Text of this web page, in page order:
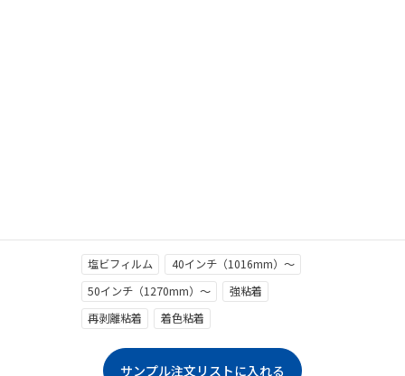
塩ビフィルム
40インチ（1016mm）～
50インチ（1270mm）～
強粘着
再剥離粘着
着色粘着